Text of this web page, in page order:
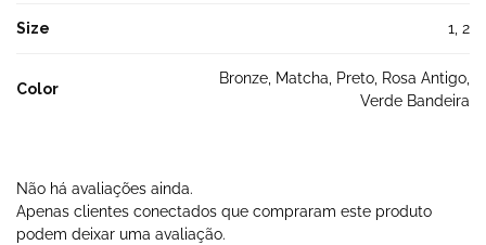
Size 1, 2
Color
Bronze, Matcha, Preto, Rosa Antigo,
Verde Bandeira
Não há avaliações ainda.
Apenas clientes conectados que compraram este produto
podem deixar uma avaliação.